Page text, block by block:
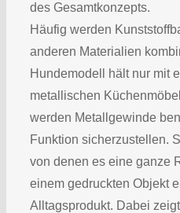
des Gesamtkonzepts.
Häufig werden
anderen Materialien
Hundemodell hält nur mit
metallischen
werden Metallgewinde
Funktion sicherzustellen.
von denen es eine ganze
einem gedruckten Objekt
Alltagsprodukt. Dabei